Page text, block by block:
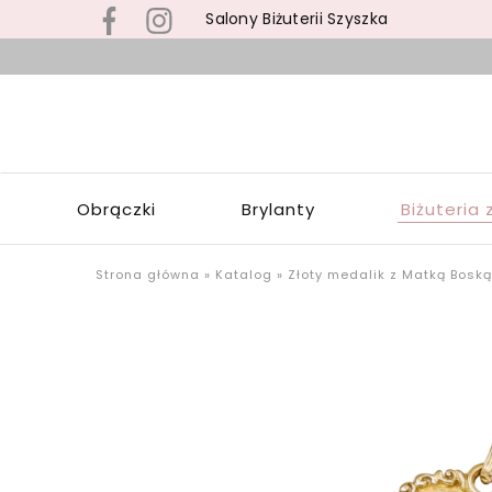
Salony Biżuterii Szyszka
Obrączki Brylanty Biżuteria
Strona główna » Katalog » Złoty medalik z Matką